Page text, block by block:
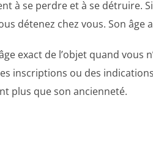
à se perdre et à se détruire.
détenez chez vous. Son
exact de l’objet quand
inscriptions ou des
plus que son ancienneté.